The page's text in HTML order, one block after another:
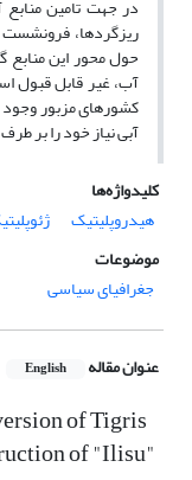
در جهت تامین
ریزگردها، فرونشست
حول محور این
آب، غیر قابل قبول
کشورهای مزبور وجود
آبی نیاز خود را بر
کلیدواژه‌ها
هیدروپلیتیک
موضوعات
جغرافیای سیاسی
عنوان مقاله English
of Tigris
of "Ilisu"